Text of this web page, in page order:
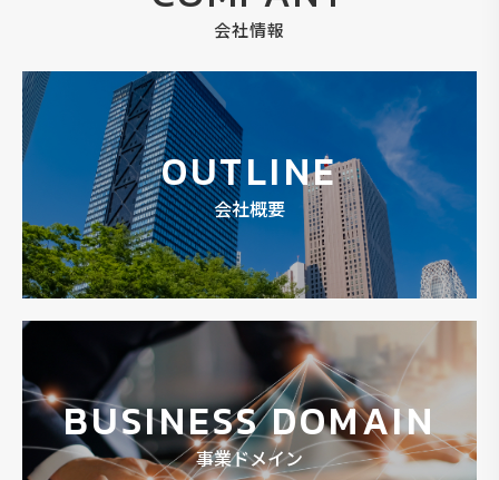
会社情報
OUTLINE
会社概要
BUSINESS DOMAIN
事業ドメイン